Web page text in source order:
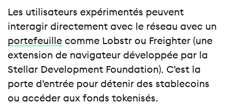
Les utilisateurs expérimentés peuvent
interagir directement avec le réseau avec un
portefeuille comme Lobstr ou Freighter (une
extension de navigateur développée par la
Stellar Development Foundation). C’est la
porte d’entrée pour détenir des stablecoins
ou accéder aux fonds tokenisés.